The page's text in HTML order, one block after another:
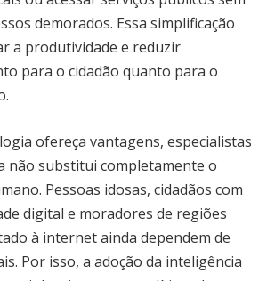
demorados. Essa simplificação
a produtividade e reduzir
para o cidadão quanto para o
ofereça vantagens, especialistas
não substitui completamente o
Pessoas idosas, cidadãos com
digital e moradores de regiões
à internet ainda dependem de
Por isso, a adoção da inteligência